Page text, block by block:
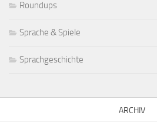
Roundups
Sprache & Spiele
Sprachgeschichte
ARCHIV